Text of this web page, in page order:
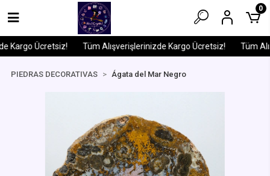
Kargo Ücretsiz! Tüm Alışverişlerinizde Kargo Ücretsiz! Tüm
0
PIEDRAS DECORATIVAS Ágata del Mar Negro